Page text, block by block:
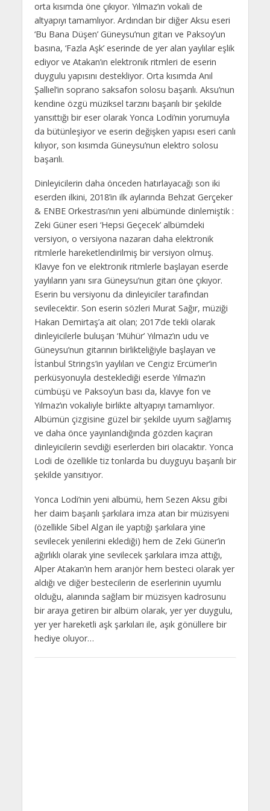
orta kısımda öne çıkıyor. Yılmaz’ın vokali de
altyapıyı tamamlıyor. Ardından bir diğer Aksu eseri
‘Bu Bana Düşen’ Güneysu’nun gitarı ve Paksoy’un
basına, ‘Fazla Aşk’ eserinde de yer alan yaylılar eşlik
ediyor ve Atakan’ın elektronik ritmleri de eserin
duygulu yapısını destekliyor. Orta kısımda Anıl
Şallıel’in soprano saksafon solosu başarılı. Aksu’nun
kendine özgü müziksel tarzını başarılı bir şekilde
yansıttığı bir eser olarak Yonca Lodi’nin yorumuyla
da bütünleşiyor ve eserin değişken yapısı eseri canlı
kılıyor, son kısımda Güneysu’nun elektro solosu
başarılı.
Dinleyicilerin daha önceden hatırlayacağı son iki
eserden ilkini, 2018’in ilk aylarında Behzat Gerçeker
& ENBE Orkestrası’nın yeni albümünde dinlemiştik :
Zeki Güner eseri ‘Hepsi Geçecek’ albümdeki
versiyon, o versiyona nazaran daha elektronik
ritmlerle hareketlendirilmiş bir versiyon olmuş.
Klavye fon ve elektronik ritmlerle başlayan eserde
yaylıların yanı sıra Güneysu’nun gitarı öne çıkıyor.
Eserin bu versiyonu da dinleyiciler tarafından
sevilecektir. Son eserin sözleri Murat Sağır, müziği
Hakan Demirtaş’a ait olan; 2017’de tekli olarak
dinleyicilerle buluşan ‘Mühür’ Yılmaz’ın udu ve
Güneysu’nun gitarının birlikteliğiyle başlayan ve
İstanbul Strings’in yaylıları ve Cengiz Ercümer’in
perküsyonuyla desteklediği eserde Yılmaz’ın
cümbüşü ve Paksoy’un bası da, klavye fon ve
Yılmaz’ın vokaliyle birlikte altyapıyı tamamlıyor.
Albümün çizgisine güzel bir şekilde uyum sağlamış
ve daha önce yayınlandığında gözden kaçıran
dinleyicilerin sevdiği eserlerden biri olacaktır. Yonca
Lodi de özellikle tiz tonlarda bu duyguyu başarılı bir
şekilde yansıtıyor.
Yonca Lodi’nin yeni albümü, hem Sezen Aksu gibi
her daim başarılı şarkılara imza atan bir müzisyeni
(özellikle Sibel Algan ile yaptığı şarkılara yine
sevilecek yenilerini eklediği) hem de Zeki Güner’in
ağırlıklı olarak yine sevilecek şarkılara imza attığı,
Alper Atakan’ın hem aranjör hem besteci olarak yer
aldığı ve diğer bestecilerin de eserlerinin uyumlu
olduğu, alanında sağlam bir müzisyen kadrosunu
bir araya getiren bir albüm olarak, yer yer duygulu,
yer yer hareketli aşk şarkıları ile, aşık gönüllere bir
hediye oluyor…